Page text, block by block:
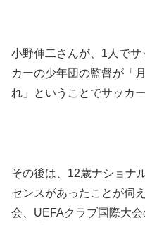
小野伸二さんが、1人で
カーの少年団の監督が「
れ」ということでサッカ
その後は、12歳ナショナ
センスがあったことが伺
会、UEFAクラブ国際大